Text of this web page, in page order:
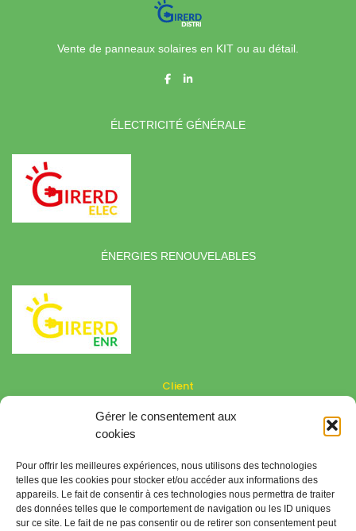
Gérer le consentement aux
cookies
Pour offrir les meilleures expériences, nous utilisons des technologies
telles que les cookies pour stocker et/ou accéder aux informations des
appareils. Le fait de consentir à ces technologies nous permettra de traiter
des données telles que le comportement de navigation ou les ID uniques
sur ce site. Le fait de ne pas consentir ou de retirer son consentement peut
Vente de panneaux solaires en KIT ou au détail.
ÉLECTRICITÉ GÉNÉRALE
ÉNERGIES RENOUVELABLES
Client
Besoin d'aide
Conditions générales de vente
Mentions légales
Politique de confidentialité
Politique de cookies